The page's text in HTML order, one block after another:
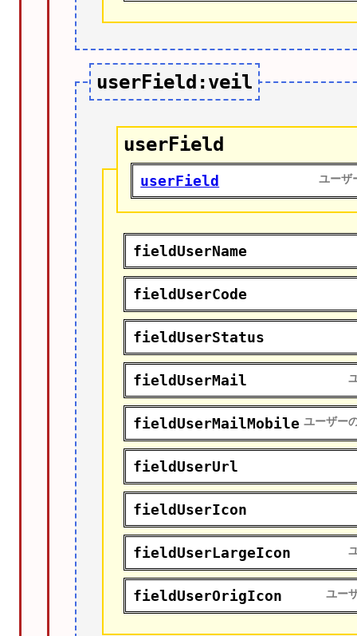
userField:veil
userField
userField ユーザ
fieldUserName
fieldUserCode
fieldUserStatus
fieldUserMail
fieldUserMailMobile ユーザー
fieldUserUrl
fieldUserIcon
fieldUserLargeIcon
fieldUserOrigIcon ユー